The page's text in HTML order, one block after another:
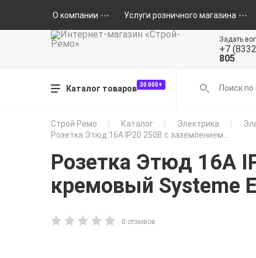
О компании Услуги розничного магазина
Задать
+7
805
Каталог товаров 30 000+
Строй Ремо Каталог Электрика
Розетка Этюд 16А IP20 250В с заземлением...
Розетка Этюд 16А
кремовый Systeme
0 отзывов